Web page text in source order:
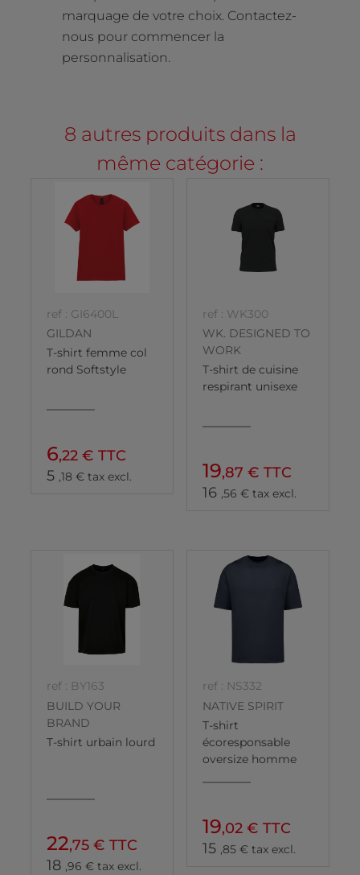
marquage de votre choix. Contactez-
nous pour commencer la
personnalisation.
8 autres produits dans la
même catégorie :
ref : GI6400L
GILDAN
T-shirt femme col
rond Softstyle
6,22 € TTC
5 ,18 € tax excl.
ref : WK300
WK. DESIGNED TO
WORK
T-shirt de cuisine
respirant unisexe
19,87 € TTC
16 ,56 € tax excl.
ref : BY163
BUILD YOUR
BRAND
T-shirt urbain lourd
22,75 € TTC
18 ,96 € tax excl.
ref : NS332
NATIVE SPIRIT
T-shirt
écoresponsable
oversize homme
19,02 € TTC
15 ,85 € tax excl.